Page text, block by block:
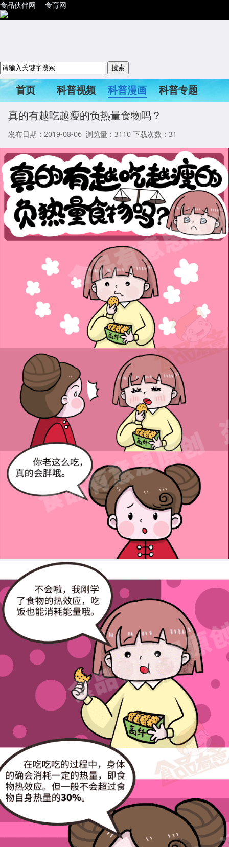
食品伙伴网 食育网
首页 科普视频 科普漫画
科普专题
科普活动
真的有越吃越瘦的负热量食物吗？
发布日期：2019-08-06 浏览量： 3110 下载次数：31